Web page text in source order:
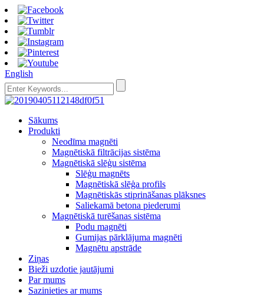
English
Sākums
Produkti
Neodīma magnēti
Magnētiskā filtrācijas sistēma
Magnētiskā slēģu sistēma
Slēģu magnēts
Magnētiskā slēģa profils
Magnētiskās stiprināšanas plāksnes
Saliekamā betona piederumi
Magnētiskā turēšanas sistēma
Podu magnēti
Gumijas pārklājuma magnēti
Magnētu apstrāde
Ziņas
Bieži uzdotie jautājumi
Par mums
Sazinieties ar mums